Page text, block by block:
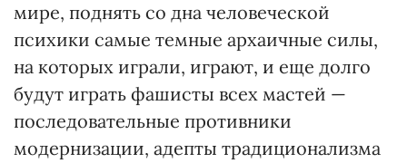
мире, поднять со дна человеческой
психики самые темные архаичные силы,
на которых играли, играют, и еще долго
будут играть фашисты всех мастей —
последовательные противники
модернизации, адепты традиционализма